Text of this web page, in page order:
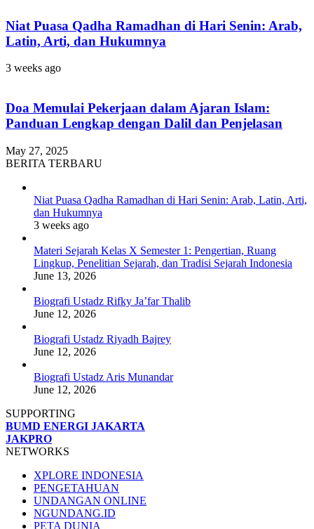
Niat Puasa Qadha Ramadhan di Hari Senin: Arab,
Latin, Arti, dan Hukumnya
3 weeks ago
Doa Memulai Pekerjaan dalam Ajaran Islam:
Panduan Lengkap dengan Dalil dan Penjelasan
May 27, 2025
BERITA TERBARU
Niat Puasa Qadha Ramadhan di Hari Senin: Arab, Latin, Arti,
dan Hukumnya
3 weeks ago
Materi Sejarah Kelas X Semester 1: Pengertian, Ruang
Lingkup, Penelitian Sejarah, dan Tradisi Sejarah Indonesia
June 13, 2026
Biografi Ustadz Rifky Ja’far Thalib
June 12, 2026
Biografi Ustadz Riyadh Bajrey
June 12, 2026
Biografi Ustadz Aris Munandar
June 12, 2026
SUPPORTING
BUMD ENERGI JAKARTA
JAKPRO
NETWORKS
XPLORE INDONESIA
PENGETAHUAN
UNDANGAN ONLINE
NGUNDANG.ID
PETA DUNIA